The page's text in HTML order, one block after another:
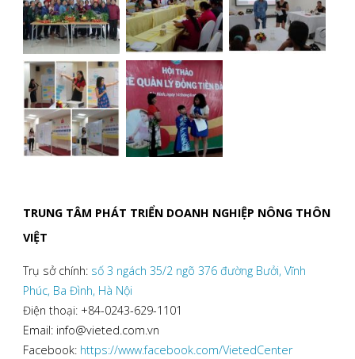
TRUNG TÂM PHÁT TRIỂN DOANH NGHIỆP NÔNG THÔN
VIỆT
Trụ sở chính: số 3 ngách 35/2 ngõ 376 đường Bưởi, Vĩnh
Phúc, Ba Đình, Hà Nội
Điện thoại: +84-0243-629-1101
Email: info@vieted.com.vn
Facebook: https://www.facebook.com/VietedCenter